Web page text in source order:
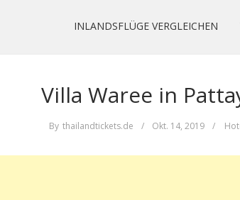
INLANDSFLÜGE VERGLEICHEN
Villa Waree in
By thailandtickets.de / Okt. 14, 2019 /